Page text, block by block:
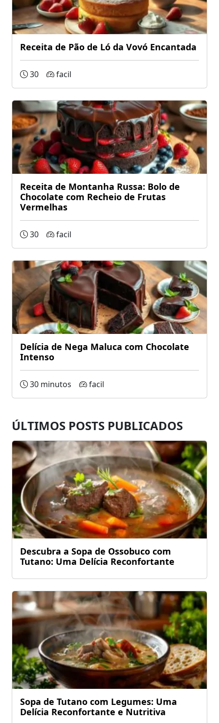
Receita de Pão de Ló da Vovó Encantada
30 facil
Receita de Montanha Russa: Bolo de
Chocolate com Recheio de Frutas
Vermelhas
30 facil
Delícia de Nega Maluca com Chocolate
Intenso
30 minutos facil
ÚLTIMOS POSTS PUBLICADOS
Descubra a Sopa de Ossobuco com
Tutano: Uma Delícia Reconfortante
Sopa de Tutano com Legumes: Uma
Delícia Reconfortante e Nutritiva